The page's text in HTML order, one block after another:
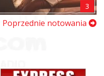
3
Poprzednie notowania